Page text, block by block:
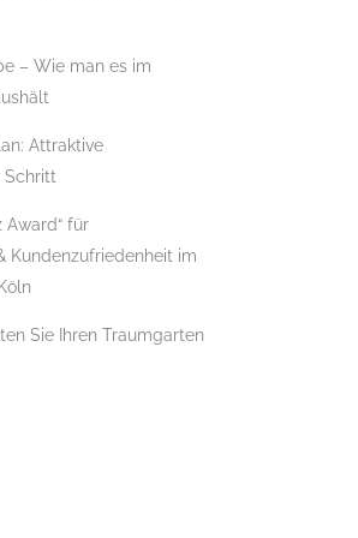
– Wie man es im
Attraktive
Schritt
Award“ für
Kundenzufriedenheit im
Sie Ihren Traumgarten